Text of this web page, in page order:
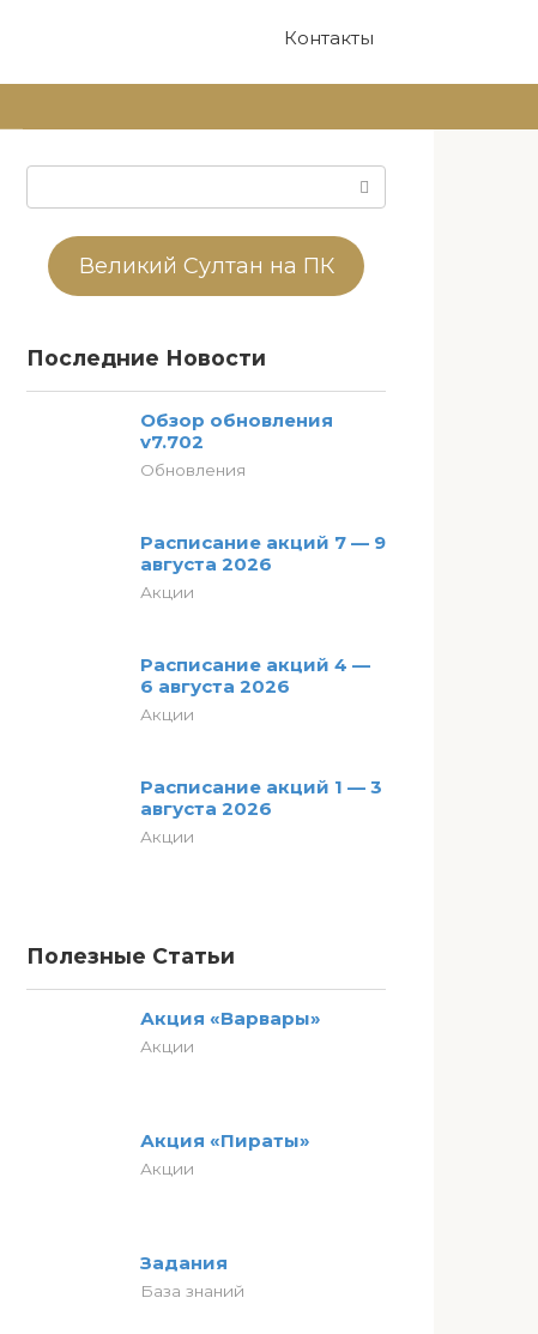
Контакты
Великий Султан на ПК
Последние Новости
Обзор обновления
v7.702
Обновления
Расписание акций 7 — 9
августа 2026
Акции
Расписание акций 4 —
6 августа 2026
Акции
Расписание акций 1 — 3
августа 2026
Акции
Полезные Статьи
Акция «Варвары»
Акции
Акция «Пираты»
Акции
Задания
База знаний